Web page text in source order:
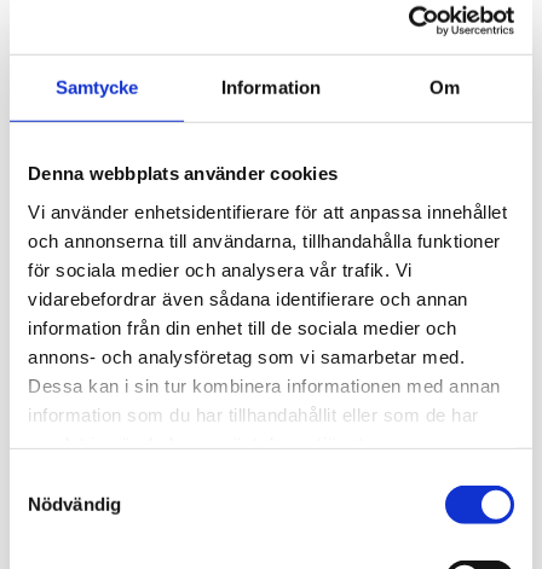
Samtycke Information Om
Denna webbplats använder cookies
Vi använder enhetsidentifierare för att anpassa innehållet
och annonserna till användarna, tillhandahålla funktioner
för sociala medier och analysera vår trafik. Vi
vidarebefordrar även sådana identifierare och annan
information från din enhet till de sociala medier och
annons- och analysföretag som vi samarbetar med.
Dessa kan i sin tur kombinera informationen med annan
information som du har tillhandahållit eller som de har
Nödvändig
är det slutkonferens,
tät stad!
1, Mobility Broker – en vardag utan bil. Sara berättar
kollektivtrafik, cykel och bilpool med tillhörande
informationskampanjer, tävling etc. till de boende.
här.
08:20 – 08:30  Anslut till GoToWebinar – länk till
inom kort
08:30 – 08:45  Välkommen och introduktion till dagen